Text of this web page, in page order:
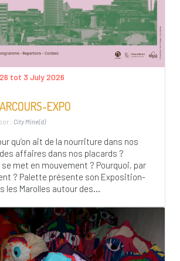
tot 3 July 2026
EXPO
: City Mine(d)
qu’on ait de la nourriture dans nos
affaires dans nos placards ?
se met en mouvement ? Pourquoi, par
? Palette présente son Exposition-
les Marolles autour des...